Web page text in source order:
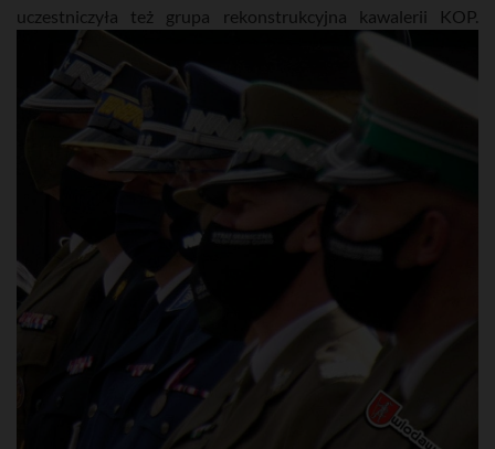
uczestniczyła też grupa rekonstrukcyjna kawalerii KOP.